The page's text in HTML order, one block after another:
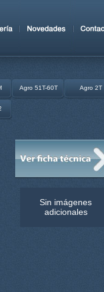
Agro 51T-60T Agro 2T
Sin imágenes
adicionales